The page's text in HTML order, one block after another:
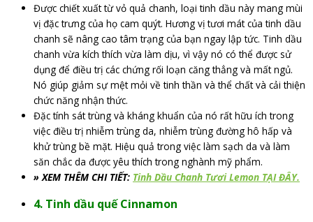
Được chiết xuất từ ​​vỏ quả chanh, loại tinh dầu này mang mùi
vị đặc trưng của họ cam quýt. Hương vị tươi mát của tinh dầu
chanh sẽ nâng cao tâm trạng của bạn ngay lập tức. Tinh dầu
chanh vừa kích thích vừa làm dịu, vì vậy nó có thể được sử
dụng để điều trị các chứng rối loạn căng thẳng và mất ngủ.
Nó giúp giảm sự mệt mỏi về tinh thần và thể chất và cải thiện
chức năng nhận thức.
Đặc tính sát trùng và kháng khuẩn của nó rất hữu ích trong
việc điều trị nhiễm trùng da, nhiễm trùng đường hô hấp và
khử trùng bề mặt. Hiệu quả trong việc làm sạch da và làm
săn chắc da được yêu thích trong nghành mỹ phẩm.
» XEM THÊM CHI TIẾT: Tinh Dầu Chanh Tươi Lemon TẠI ĐÂY.
4. Tinh dầu quế Cinnamon